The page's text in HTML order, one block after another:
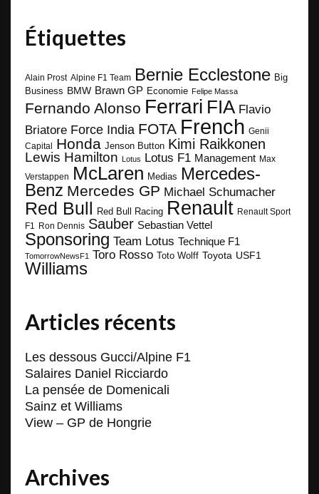
Étiquettes
Alain Prost Alpine F1 Team Bernie Ecclestone Big
Business BMW Brawn GP Economie Felipe Massa
Fernando Alonso Ferrari FIA Flavio
Briatore Force India FOTA French Genii
Capital
Honda Jenson Button Kimi Raikkonen
Lewis Hamilton Lotus Lotus F1 Management Max
Verstappen McLaren Medias
Mercedes-
Benz Mercedes GP Michael Schumacher
Red Bull Red Bull Racing Renault Renault Sport
F1 Ron Dennis Sauber Sebastian Vettel
Sponsoring Team Lotus Technique F1
TomorrowNewsF1 Toro Rosso Toto Wolff Toyota USF1
Williams
Articles récents
Les dessous Gucci/Alpine F1
Salaires Daniel Ricciardo
La pensée de Domenicali
Sainz et Williams
View – GP de Hongrie
Archives